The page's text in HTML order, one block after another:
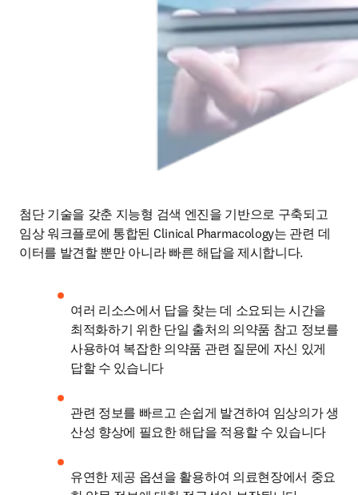
첨단 기술을 갖춘 지능형 검색 엔진을 기반으로 구축되고
임상 워크플로에 통합된 Clinical Pharmacology는 관련 데
이터를 발견할 뿐만 아니라 빠른 해답을 제시합니다.
여러 리소스에서 답을 찾는 데 소요되는 시간을
최적화하기 위한 단일 출처의 의약품 참고 정보를
사용하여 복잡한 의약품 관련 질문에 자신 있게
답할 수 있습니다
관련 정보를 빠르고 손쉽게 발견하여 임상의가 생
산성 향상에 필요한 해답을 적용할 수 있습니다
유연한 제공 옵션을 활용하여 의료현장에서 중요